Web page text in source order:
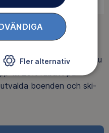
Friluftsliv i din
reportage. Du
till 25% rabatt på
boenden och ski-
Fler alternativ